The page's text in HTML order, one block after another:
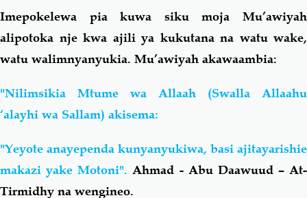
Imepokelewa pia kuwa siku moja Mu’awiyah
alipotoka nje kwa ajili ya kukutana na watu wake,
watu walimnyanyukia. Mu’awiyah akawaambia:
"Nilimsikia Mtume wa Allaah (Swalla Allaahu
‘alayhi wa Sallam) akisema:
"Yeyote anayependa kunyanyukiwa, basi ajitayarishie
makazi yake Motoni".Ahmad - Abu Daawuud – At-
Tirmidhy na wengineo.